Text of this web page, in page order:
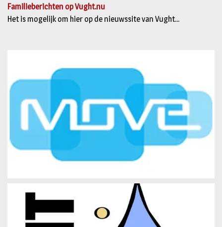
Familieberichten op Vught.nu
Het is mogelijk om hier op de nieuwssite van Vught...